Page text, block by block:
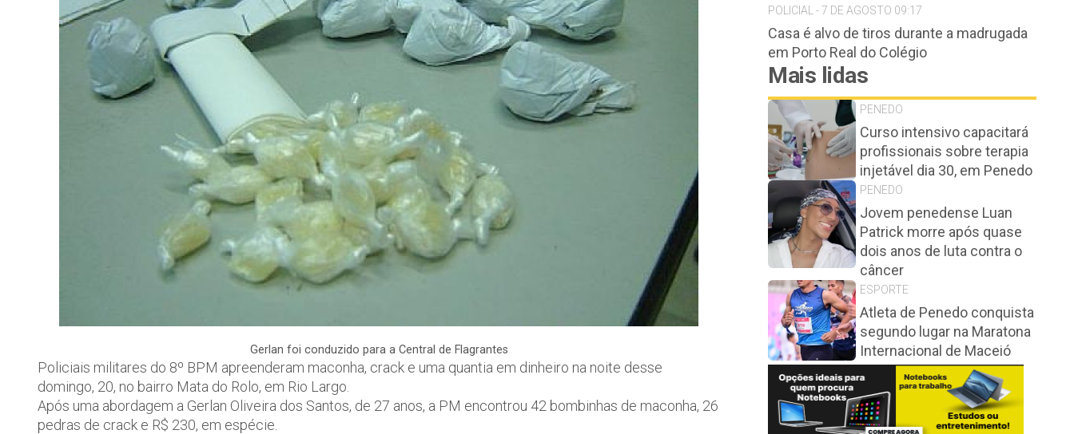
Gerlan foi conduzido para a Central de Flagrantes
Policiais militares do 8º BPM apreenderam maconha, crack e uma quantia em dinheiro na noite desse
domingo, 20, no bairro Mata do Rolo, em Rio Largo.
Após uma abordagem a Gerlan Oliveira dos Santos, de 27 anos, a PM encontrou 42 bombinhas de maconha, 26
pedras de crack e R$ 230, em espécie.
POLICIAL - 7 DE AGOSTO 09:17
Casa é alvo de tiros durante a madrugada
em Porto Real do Colégio
Mais lidas
PENEDO
Curso intensivo capacitará
profissionais sobre terapia
injetável dia 30, em Penedo
PENEDO
Jovem penedense Luan
Patrick morre após quase
dois anos de luta contra o
câncer
ESPORTE
Atleta de Penedo conquista
segundo lugar na Maratona
Internacional de Maceió